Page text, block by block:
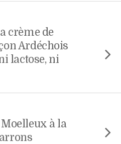
crème de
Ardéchois
lactose, ni
à la